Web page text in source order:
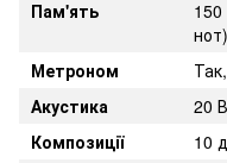
Пам'ять
нот)
Метроном
Акустика
20
Композиції
10